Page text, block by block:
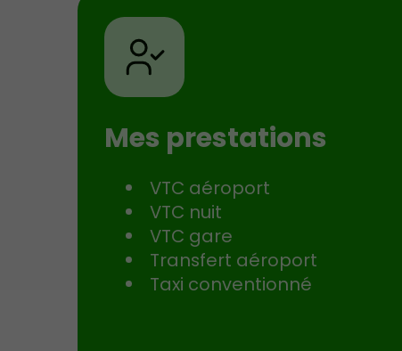
Mes prestations
VTC aéroport
VTC nuit
VTC gare
Transfert aéroport
Taxi conventionné